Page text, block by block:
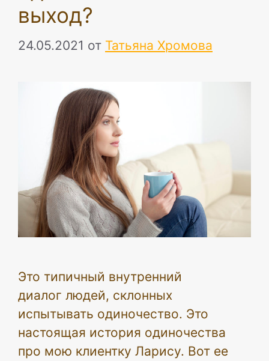
выход?
24.05.2021 от Татьяна Хромова
Это типичный внутренний
диалог людей, склонных
испытывать одиночество. Это
настоящая история одиночества
про мою клиентку Ларису. Вот ее